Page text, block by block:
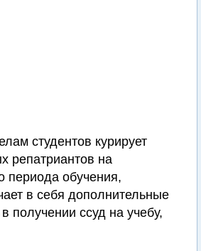
студентов курирует
репатриантов на
периода обучения,
в себя дополнительные
получении ссуд на учебу,